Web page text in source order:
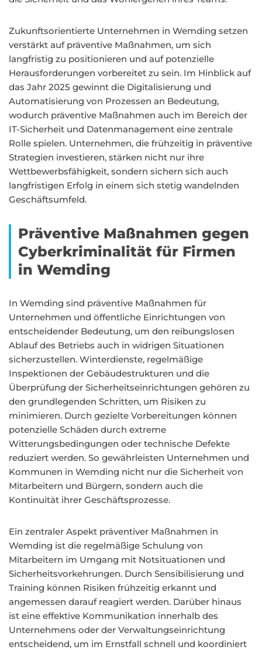
Zukunftsorientierte Unternehmen in Wemding setzen
verstärkt auf präventive Maßnahmen, um sich
langfristig zu positionieren und auf potenzielle
Herausforderungen vorbereitet zu sein. Im Hinblick auf
das Jahr 2025 gewinnt die Digitalisierung und
Automatisierung von Prozessen an Bedeutung,
wodurch präventive Maßnahmen auch im Bereich der
IT-Sicherheit und Datenmanagement eine zentrale
Rolle spielen. Unternehmen, die frühzeitig in präventive
Strategien investieren, stärken nicht nur ihre
Wettbewerbsfähigkeit, sondern sichern sich auch
langfristigen Erfolg in einem sich stetig wandelnden
Geschäftsumfeld.
Präventive Maßnahmen gegen
Cyberkriminalität für Firmen
in Wemding
In Wemding sind präventive Maßnahmen für
Unternehmen und öffentliche Einrichtungen von
entscheidender Bedeutung, um den reibungslosen
Ablauf des Betriebs auch in widrigen Situationen
sicherzustellen. Winterdienste, regelmäßige
Inspektionen der Gebäudestrukturen und die
Überprüfung der Sicherheitseinrichtungen gehören zu
den grundlegenden Schritten, um Risiken zu
minimieren. Durch gezielte Vorbereitungen können
potenzielle Schäden durch extreme
Witterungsbedingungen oder technische Defekte
reduziert werden. So gewährleisten Unternehmen und
Kommunen in Wemding nicht nur die Sicherheit von
Mitarbeitern und Bürgern, sondern auch die
Kontinuität ihrer Geschäftsprozesse.
Ein zentraler Aspekt präventiver Maßnahmen in
Wemding ist die regelmäßige Schulung von
Mitarbeitern im Umgang mit Notsituationen und
Sicherheitsvorkehrungen. Durch Sensibilisierung und
Training können Risiken frühzeitig erkannt und
angemessen darauf reagiert werden. Darüber hinaus
ist eine effektive Kommunikation innerhalb des
Unternehmens oder der Verwaltungseinrichtung
entscheidend, um im Ernstfall schnell und koordiniert